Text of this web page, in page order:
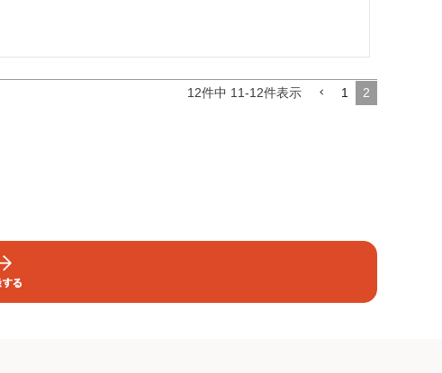
12件中 11-12件表示 1 2